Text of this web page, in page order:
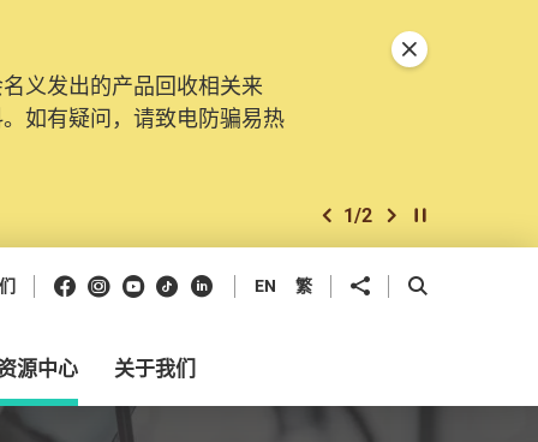
义发出的产品回收相关来
如有疑问，请致电防骗易热
。由2025年11月10日起，
诉、查询及建议。所有提交
上一个
2/2 下一个开始/暂停幻灯
关闭特別通告
Facebook
Instagram
Youtube
抖音领英 EN 繁 分享到 开启搜寻框
源中心 关于我们